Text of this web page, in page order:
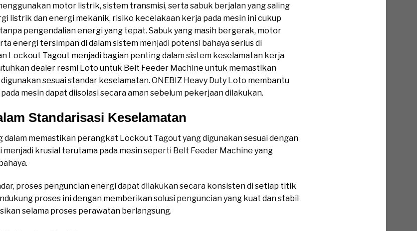
motor listrik, sistem transmisi, serta sabuk berjalan yang saling
listrik dan energi mekanik, risiko kecelakaan kerja pada mesin ini cukup
pengendalian energi yang tepat. Sabuk yang masih bergerak, motor
energi tersimpan di dalam sistem menjadi potensi bahaya serius di
Lockout Tagout menjadi bagian penting dalam sistem keselamatan kerja
dealer resmi Loto untuk Belt Feeder Machine untuk memastikan
sesuai standar keselamatan. ONEBIZ Heavy Duty Loto membantu
mesin dapat diisolasi secara aman sebelum pekerjaan dilakukan.
Standarisasi Keselamatan
memastikan perangkat Lockout Tagout yang digunakan sesuai dengan
krusial terutama pada mesin seperti Belt Feeder Machine yang
proses penguncian energi dapat dilakukan secara konsisten di setiap titik
proses ini dengan memberikan solusi penguncian yang kuat dan stabil
selama proses perawatan berlangsung.